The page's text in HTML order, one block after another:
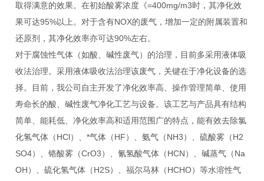
取得满意的效果。在初始酸雾浓度《=400mg/m3时，其净化效
果可达95%以上。对于含有NOX的废气，增加一定的附属装置和
还原剂，其净化效率亦可达90%左右。
对于腐蚀性气体（如酸、碱性废气）的治理，目前多采用液体吸
收法治理。采用液体吸收法治理该废气，关键在于净化设备的选
择。目前，我公司自主开发了净化效率高、操作管理简单、使用
寿命长的酸、碱性废气净化工艺与设备。该工艺与产品具有结构
简单、能耗低、净化效率高和适用范围广的特点，能有效去除氯
化氢气体（HCl）、*气体（HF）、氨气（NH3）、硫酸雾（H2
SO4）、铬酸雾（CrO3）、氰氢酸气体（HCN）、碱蒸气（Na
OH）、硫化氢气体（H2S）、福尔马林（HCHO）等水溶性气